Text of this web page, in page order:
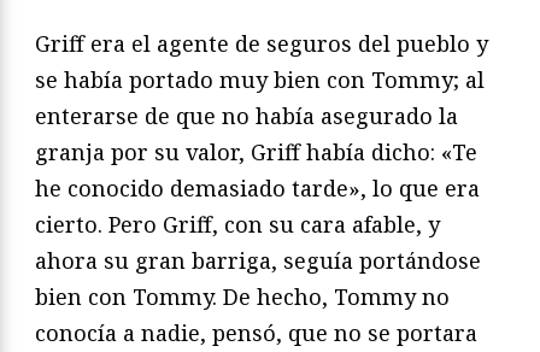
Griff era el agente de seguros del pueblo y
se había portado muy bien con Tommy; al
enterarse de que no había asegurado la
granja por su valor, Griff había dicho: «Te
he conocido demasiado tarde», lo que era
cierto. Pero Griff, con su cara afable, y
ahora su gran barriga, seguía portándose
bien con Tommy. De hecho, Tommy no
conocía a nadie, pensó, que no se portara